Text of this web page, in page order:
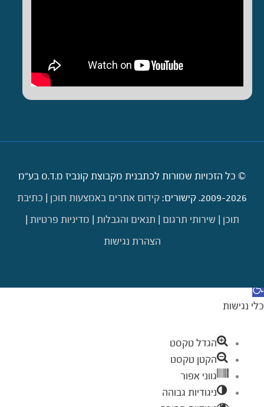
© כל הזכויות שמורות לכתבנית מקבוצת קונביז מ.ד.ס בע"מ
2009-2026. קישורים:
קידום אתרים באמצעות תוכן | כתיבת
תוכן | שירותי תרגום | תנאים והגבלות | מדיניות פרטיות |
הצהרת נגישות
פתח סרגל נגישות
כלי נגישות
הגדל טקסט
הקטן טקסט
גווני אפור
ניגודיות גבוהה